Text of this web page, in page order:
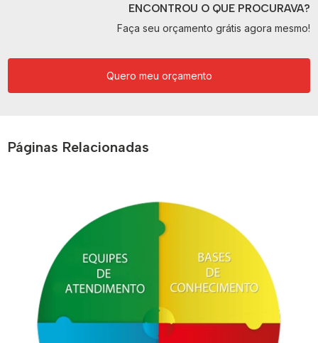
ENCONTROU O QUE PROCURAVA?
Faça seu orçamento grátis agora mesmo!
Quero meu orçamento
Páginas Relacionadas